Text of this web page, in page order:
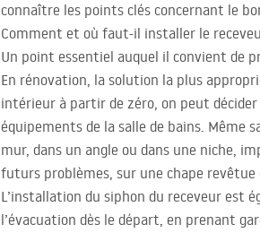
connaître les points clés concernant le
Comment et où faut-il installer le
Un point essentiel auquel il convient de
En rénovation, la solution la plus
intérieur à partir de zéro, on peut
équipements de la salle de bains. Même
mur, dans un angle ou dans une niche,
futurs problèmes, sur une chape revêtue
L’installation du siphon du receveur est
l’évacuation dès le départ, en prenant